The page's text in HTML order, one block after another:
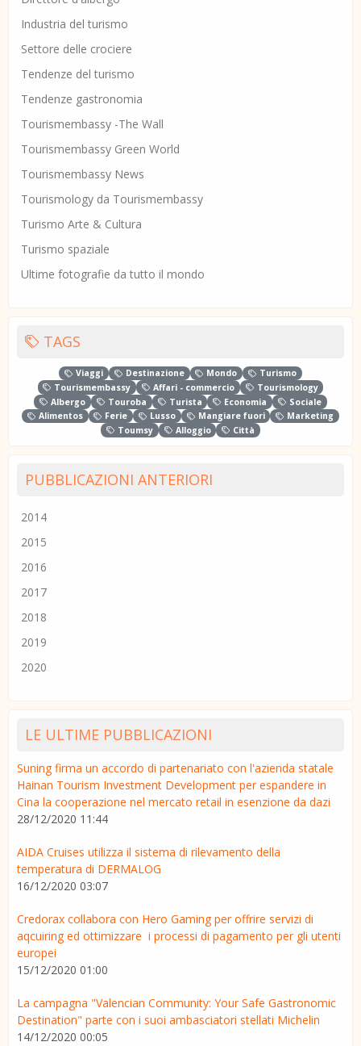
Industria del turismo
Settore delle crociere
Tendenze del turismo
Tendenze gastronomia
Tourismembassy -The Wall
Tourismembassy Green World
Tourismembassy News
Tourismology da Tourismembassy
Turismo Arte & Cultura
Turismo spaziale
Ultime fotografie da tutto il mondo
TAGS
Viaggi Destinazione Mondo
Turismo
Tourismembassy
Affari - commercio
Tourismology
Albergo
Touroba Turista Economia
Sociale
Alimentos
Ferie Lusso Mangiare fuori
Marketing
Toumsy
Alloggio Città
PUBBLICAZIONI ANTERIORI
2014
2015
2016
2017
2018
2019
2020
LE ULTIME PUBBLICAZIONI
Suning firma un accordo di partenariato con l'azienda statale
Hainan Tourism Investment Development per espandere in
Cina la cooperazione nel mercato retail in esenzione da dazi
28/12/2020 11:44
AIDA Cruises utilizza il sistema di rilevamento della
temperatura di DERMALOG
16/12/2020 03:07
Credorax collabora con Hero Gaming per offrire servizi di
aqcuiring ed ottimizzare i processi di pagamento per gli utenti
europei
15/12/2020 01:00
La campagna "Valencian Community: Your Safe Gastronomic
Destination" parte con i suoi ambasciatori stellati Michelin
14/12/2020 00:05